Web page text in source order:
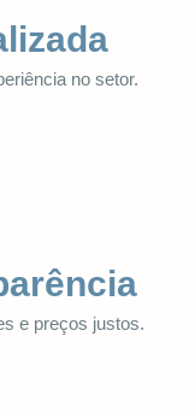
no setor.
e preços justos.